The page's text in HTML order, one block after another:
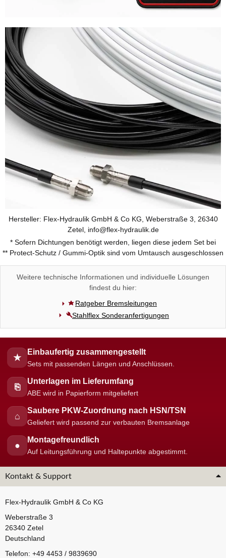
Hersteller: Flex-Hydraulik GmbH & Co KG, Weberstraße 3, 26340
Zetel, info@flex-hydraulik.de
* Sofern Dichtungen benötigt werden, liegen diese jedem Set bei
** Protect-Schutz / Gummi-Optik sind vom Umtausch ausgeschlossen
Weitere technische Informationen und individuelle Lösungen
findest du hier:
Ratgeber Bremsleitungen
Stahlflex Sonderanfertigungen
★
Einbaufertig zusammengestellt
Sets mit passenden Längen und Anschlüssen.
⎘
Unterlagen im Lieferumfang
ABE wird in Papierform mitgeliefert
⌂
Saubere PKW-Zuordnung nach HSN/TSN
Geliefert wird passend zur verbauten Bremsanlage
●
Montagefreundlich
Auf Leitungsführung und Haltepunkte abgestimmt.
Kontakt & Support
Flex-Hydraulik GmbH & Co KG
Weberstraße 3
26340 Zetel
Deutschland
Telefon: +49 4453 / 9839690